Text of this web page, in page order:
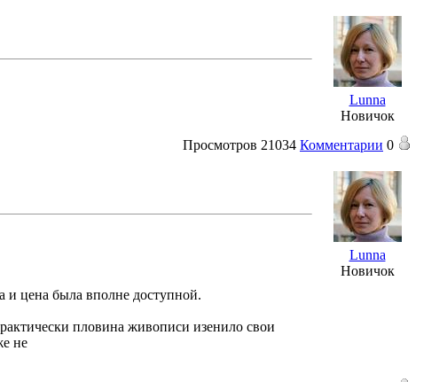
Lunna
Новичок
Просмотров 21034 Комментарии 0
и цена была вполне доступной.
пловина живописи изенило свои
не
Lunna
Новичок